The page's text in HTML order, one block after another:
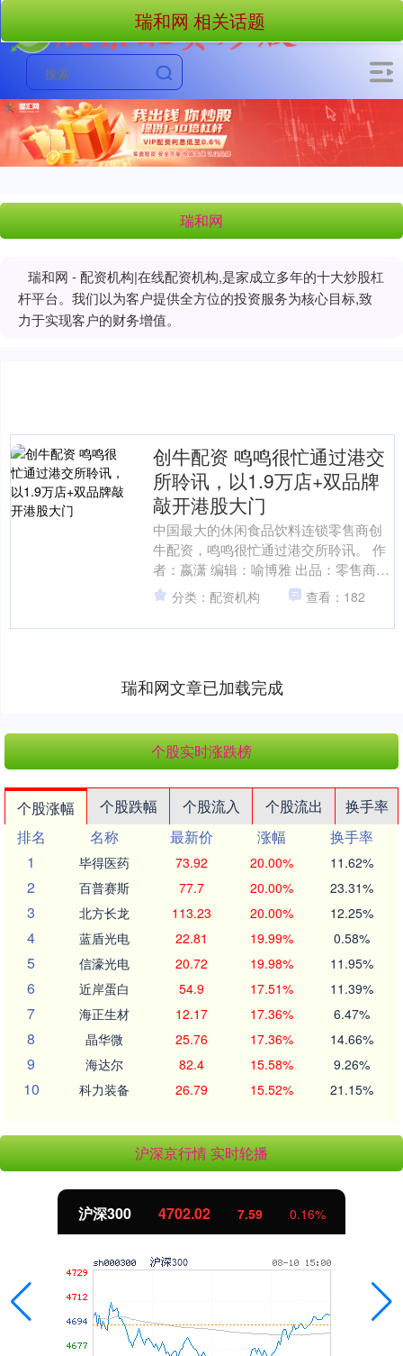
瑞和网
瑞和网 - 配资机构|在线配资机构,是家成立多年的十大炒股杠
杆平台。我们以为客户提供全方位的投资服务为核心目标,致
力于实现客户的财务增值。
瑞和网 相关话题
创牛配资 鸣鸣很忙通过港交
所聆讯，以1.9万店+双品牌
敲开港股大门
中国最大的休闲食品饮料连锁零售商创
牛配资，鸣鸣很忙通过港交所聆讯。 作
者：嬴潇 编辑：喻博雅 出品：零售商业
财经 ID：Retail-Finance 在中国消费....
分类：配资机构 查看：182
瑞和网文章已加载完成
个股实时涨跌榜
个股涨幅 个股跌幅 个股流入 个股流出
换手率
排名
名称 最新价 涨幅
换手率
1
毕得医药 73.92 20.00% 11.62%
2 百普赛斯 77.7 20.00% 23.31%
3 北方长龙 113.23 20.00% 12.25%
4 蓝盾光电 22.81 19.99% 0.58%
5 信濠光电 20.72 19.98% 11.95%
6 近岸蛋白 54.9 17.51% 11.39%
7 海正生材 12.17 17.36% 6.47%
8 晶华微 25.76 17.36% 14.66%
9 海达尔 82.4 15.58% 9.26%
10 科力装备 26.79 15.52% 21.15%
沪深京行情 实时轮播
沪深300 4702.02 7.59 0.16%